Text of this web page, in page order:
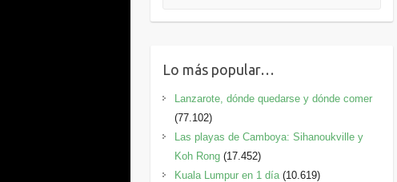
Lo más popular…
Lanzarote, dónde quedarse y dónde comer
(77.102)
Las playas de Camboya: Sihanoukville y
Koh Rong (17.452)
Kuala Lumpur en 1 día (10.619)